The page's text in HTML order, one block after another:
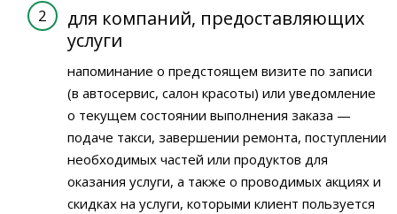
для компаний, предоставляющих
услуги
напоминание о предстоящем визите по записи
(в автосервис, салон красоты) или уведомление
о текущем состоянии выполнения заказа —
подаче такси, завершении ремонта, поступлении
необходимых частей или продуктов для
оказания услуги, а также о проводимых акциях и
скидках на услуги, которыми клиент пользуется